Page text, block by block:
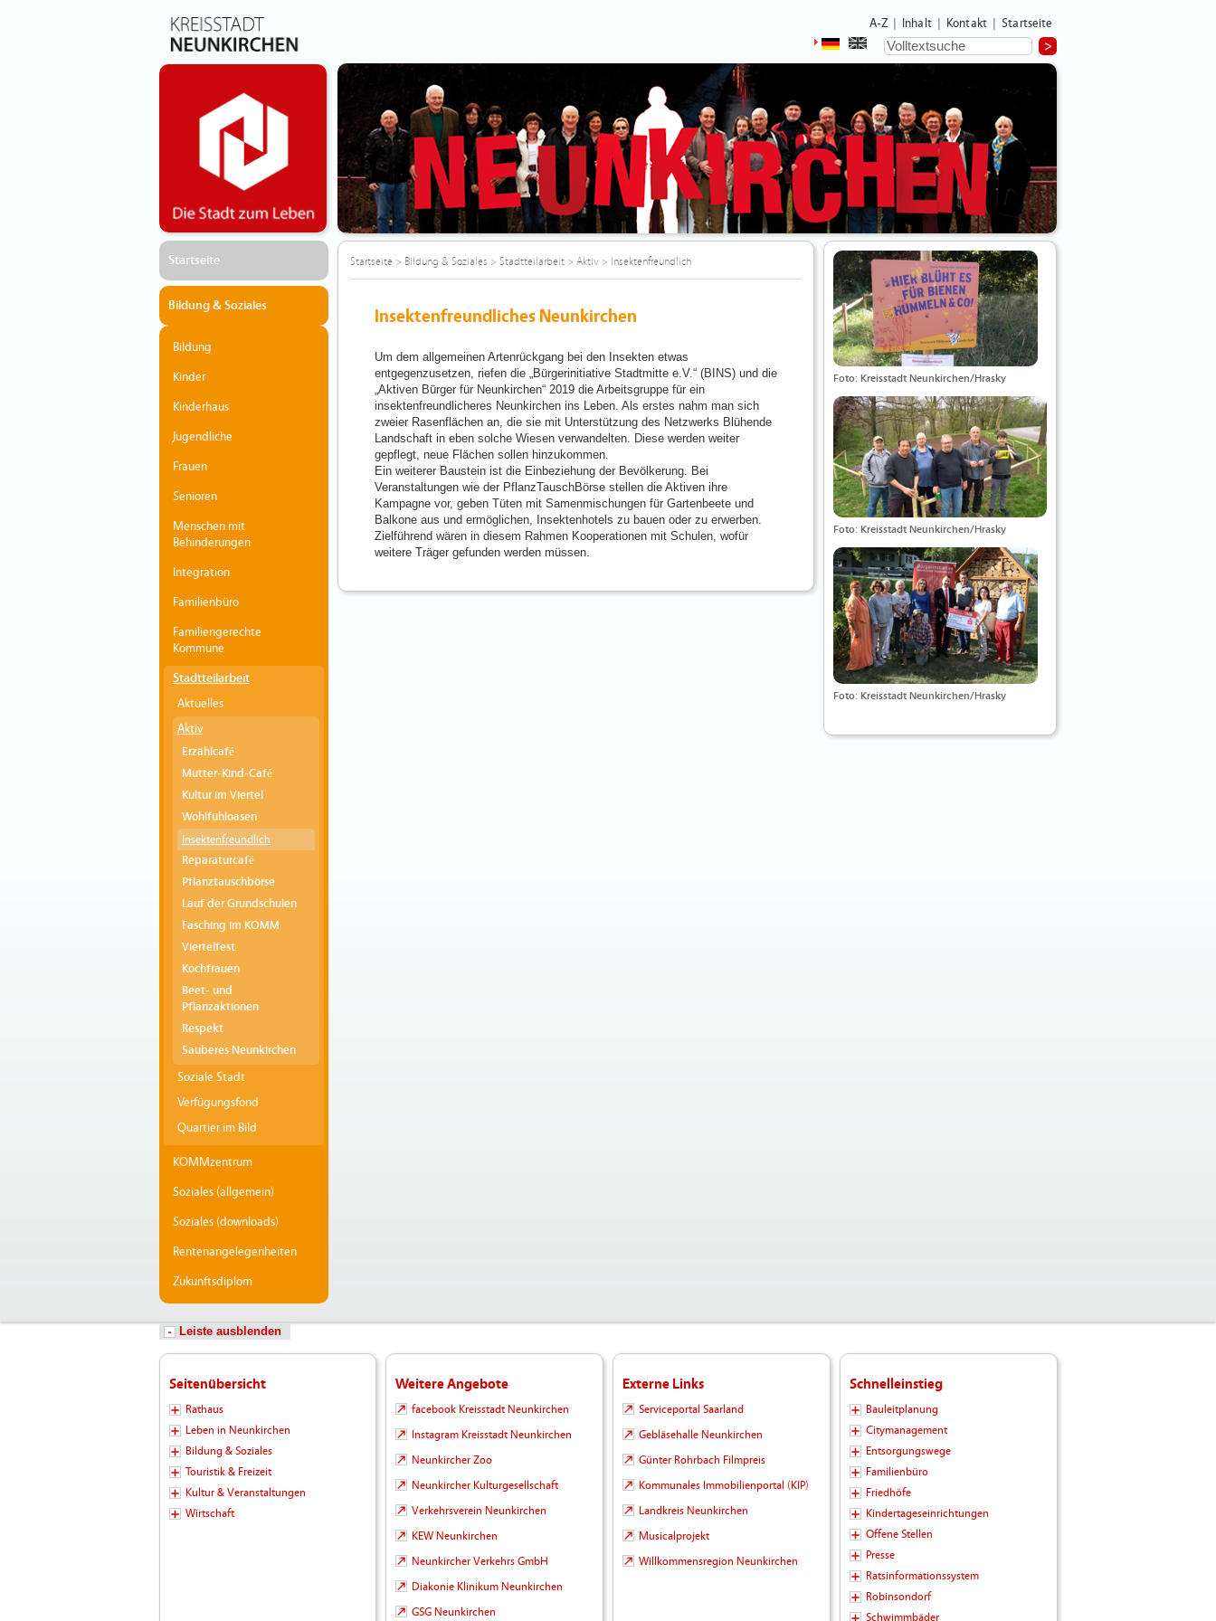
A-Z Inhalt Kontakt Startseite
Startseite
Bildung & Soziales
Bildung
Kinder
Kinderhaus
Jugendliche
Frauen
Senioren
Menschen mit
Behinderungen
Integration
Familienbüro
Familiengerechte
Kommune
Stadtteilarbeit
Aktuelles
Aktiv
Erzählcafé
Mutter-Kind-Café
Kultur im Viertel
Wohlfühloasen
Insektenfreundlich
Reparaturcafé
Pflanztauschbörse
Lauf der Grundschulen
Fasching im KOMM
Viertelfest
Kochfrauen
Beet- und
Pflanzaktionen
Respekt
Sauberes Neunkirchen
Soziale Stadt
Verfügungsfond
Quartier im Bild
KOMMzentrum
Soziales (allgemein)
Soziales (downloads)
Rentenangelegenheiten
Zukunftsdiplom
Startseite> Bildung & Soziales > Stadtteilarbeit> Aktiv> Insektenfreundlich
Insektenfreundliches Neunkirchen
Um dem allgemeinen Artenrückgang bei den Insekten etwas
entgegenzusetzen, riefen die „Bürgerinitiative Stadtmitte e.V.“ (BINS) und die
„Aktiven Bürger für Neunkirchen“ 2019 die Arbeitsgruppe für ein
insektenfreundlicheres Neunkirchen ins Leben. Als erstes nahm man sich
zweier Rasenflächen an, die sie mit Unterstützung des Netzwerks Blühende
Landschaft in eben solche Wiesen verwandelten. Diese werden weiter
gepflegt, neue Flächen sollen hinzukommen.
Ein weiterer Baustein ist die Einbeziehung der Bevölkerung. Bei
Veranstaltungen wie der PflanzTauschBörse stellen die Aktiven ihre
Kampagne vor, geben Tüten mit Samenmischungen für Gartenbeete und
Balkone aus und ermöglichen, Insektenhotels zu bauen oder zu erwerben.
Zielführend wären in diesem Rahmen Kooperationen mit Schulen, wofür
weitere Träger gefunden werden müssen.
Foto: Kreisstadt Neunkirchen/Hrasky
Foto: Kreisstadt Neunkirchen/Hrasky
Foto: Kreisstadt Neunkirchen/Hrasky
Leiste ausblenden
Seitenübersicht
Rathaus
Leben in Neunkirchen
Bildung & Soziales
Touristik & Freizeit
Kultur & Veranstaltungen
Wirtschaft
Weitere Angebote
facebook Kreisstadt Neunkirchen
Instagram Kreisstadt Neunkirchen
Neunkircher Zoo
Neunkircher Kulturgesellschaft
Verkehrsverein Neunkirchen
KEW Neunkirchen
Neunkircher Verkehrs GmbH
Diakonie Klinikum Neunkirchen
GSG Neunkirchen
Externe Links
Serviceportal Saarland
Gebläsehalle Neunkirchen
Günter Rohrbach Filmpreis
Kommunales Immobilienportal (KIP)
Landkreis Neunkirchen
Musicalprojekt
Willkommensregion Neunkirchen
Schnelleinstieg
Bauleitplanung
Citymanagement
Entsorgungswege
Familienbüro
Friedhöfe
Kindertageseinrichtungen
Offene Stellen
Presse
Ratsinformationssystem
Robinsondorf
Schwimmbäder